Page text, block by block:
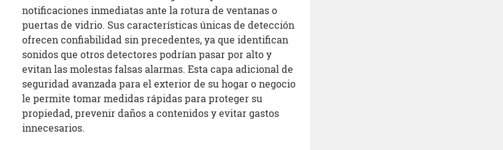
notificaciones inmediatas ante la rotura de ventanas o
puertas de vidrio. Sus características únicas de detección
ofrecen confiabilidad sin precedentes, ya que identifican
sonidos que otros detectores podrían pasar por alto y
evitan las molestas falsas alarmas. Esta capa adicional de
seguridad avanzada para el exterior de su hogar o negocio
le permite tomar medidas rápidas para proteger su
propiedad, prevenir daños a contenidos y evitar gastos
innecesarios.